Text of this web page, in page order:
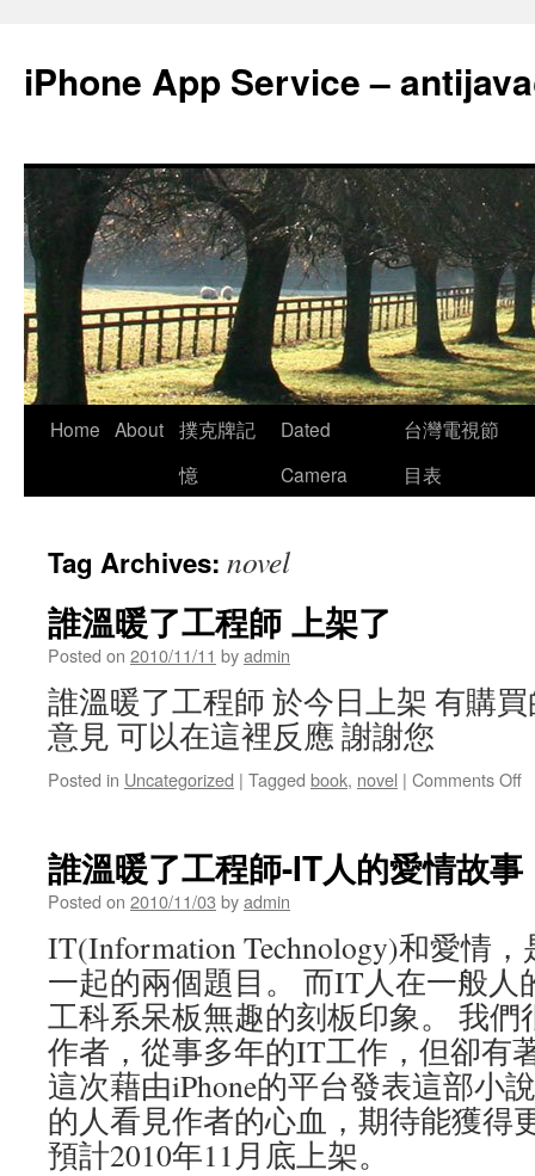
content
iPhone App Service –
Home About 撲克牌記
憶
Dated
Camera
台灣電視節
目表
Tag Archives: novel
誰溫暖了工程師 上架了
Posted on 2010/11/11 byadmin
誰溫暖了工程師 於今日上架 有購
意見 可以在這裡反應 謝謝您
Posted in Uncategorized | Tagged book, novel | Comments Off
誰溫暖了工程師-IT人的愛情故事
Posted on 2010/11/03 byadmin
IT(Information Technology)和愛情
一起的兩個題目。 而IT人在一般人
工科系呆板無趣的刻板印象。 我
作者，從事多年的IT工作，但卻有
這次藉由iPhone的平台發表這部小
的人看見作者的心血，期待能獲得
預計2010年11月底上架。